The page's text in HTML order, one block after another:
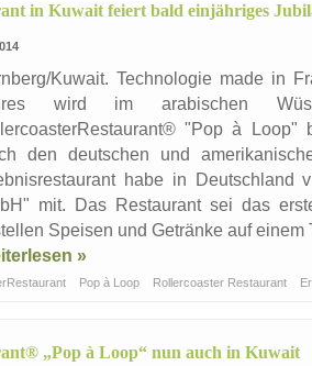
in Kuwait feiert bald einjähriges
Kuwait. Technologie made in
wird im arabischen
"Pop à
den deutschen und
habe in Deutschland
mit. Das Restaurant sei das
Speisen und Getränke auf einem
»
Pop à Loop Rollercoaster Restaurant
„Pop à Loop“ nun auch in Kuwait